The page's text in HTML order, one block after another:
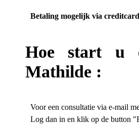
Betaling mogelijk via
Hoe start u
Mathilde :
Voor een consultatie via e-mail
Log dan in en klik op de button